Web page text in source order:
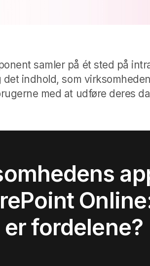
samler på ét sted på
det indhold, som
med at udføre deres
er fordelene?